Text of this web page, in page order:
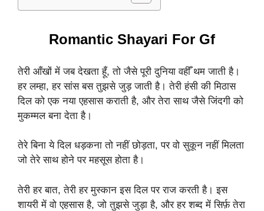
Romantic Shayari For Gf
तेरी आँखों में जब देखता हूँ, तो जैसे पूरी दुनिया वहीँ थम जाती है।
हर लम्हा, हर सांस बस तुझसे जुड़ जाती है। तेरी हंसी की मिठास
दिल को एक नया एहसास कराती है, और तेरा साथ जैसे जिंदगी को
मुकम्मल बना देता है।
तेरे बिना ये दिल धड़कना तो नहीं छोड़ता, पर वो सुकून नहीं मिलता
जो तेरे साथ होने पर महसूस होता है।
तेरी हर बात, तेरी हर मुस्कान इस दिल पर राज करती है। इस
शायरी में वो एहसास है, जो तुझसे जुड़ा है, और हर शब्द में सिर्फ़ तेरा